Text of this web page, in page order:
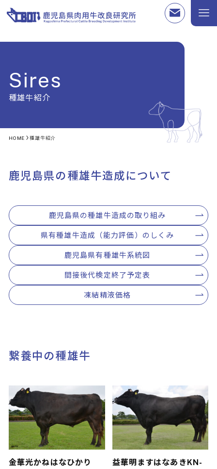
種雄牛紹介
Sires
HOME 種雄牛紹介
鹿児島県の種雄牛造成について
鹿児島県の種雄牛造成の取り組み
県有種雄牛造成（能力評価）のしくみ
鹿児島県有種雄牛系統図
間接後代検定終了予定表
凍結精液価格
繋養中の種雄牛
金華光かねはなひかり
益華明 ますはなあき KN-